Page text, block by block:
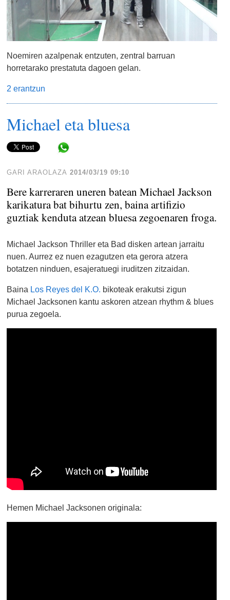
Noemiren azalpenak entzuten, zentral barruan
horretarako prestatuta dagoen gelan.
2 erantzun
Michael eta bluesa
GARI ARAOLAZA 2014/03/19 09:10
Bere karreraren uneren batean Michael Jackson
karikatura bat bihurtu zen, baina artifizio
guztiak kenduta atzean bluesa zegoenaren froga.
Michael Jackson Thriller eta Bad disken artean jarraitu
nuen. Aurrez ez nuen ezagutzen eta gerora atzera
botatzen ninduen, esajeratuegi iruditzen zitzaidan.
Baina Los Reyes del K.O. bikoteak erakutsi zigun
Michael Jacksonen kantu askoren atzean rhythm & blues
purua zegoela.
Hemen Michael Jacksonen originala: